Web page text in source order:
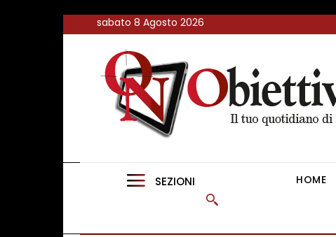
FLASH NEWS
NEWS DAL RESTO D’ITALIA
CANAVESELOCAL
sabato 8 Agosto 2026
SEZIONI HOME